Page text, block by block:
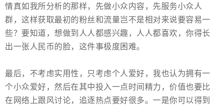
情真如我所分析的那样，先做小众内容，先服务小众人
群，这样获取最初的粉丝和流量岂不是相对来说要容易一
些？要知道，想做到人人都感兴趣，人人都喜欢，你得长
出一张人民币的脸，这件事极度困难。
最后，不考虑实用性，只考虑个人爱好，我也认为拥有一
个小众爱好，然后在其中投入一点时间精力，价值也要比
在网络上跟风讨论，追逐热点要好很多。一是你可以得到